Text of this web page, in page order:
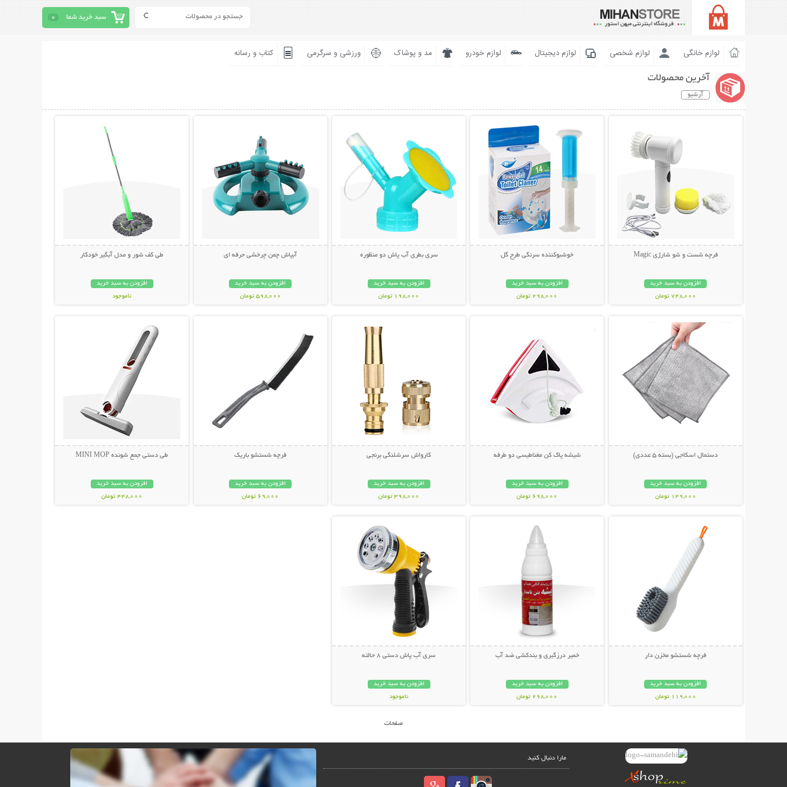
سبد خرید شما 0
لوازم خانگی لوازم شخصی لوازم دیجیتال لوازم خودرو مد و پوشاک ورزشی و سرگرمی کتاب و رسانه
آخرین محصولات
آرشیو
فرچه شست و شو شارژی Magic
افزودن به سبد خرید
748,000 تومان
خوشبوکننده سرنگی طرح گل
افزودن به سبد خرید
298,000 تومان
سری بطری آب پاش دو منظوره
افزودن به سبد خرید
198,000 تومان
آبپاش چمن چرخشی حرفه ای
افزودن به سبد خرید
598,000 تومان
طی کف شور و مدل آبگیر خودکار
افزودن به سبد خرید
ناموجود
دستمال اسکاجی (بسته 5 عددی)
افزودن به سبد خرید
149,000 تومان
شیشه پاک کن مغناطیسی دو طرفه
افزودن به سبد خرید
698,000 تومان
کارواش سرشلنگی برنجی
افزودن به سبد خرید
398,000 تومان
فرچه شستشو باریک
افزودن به سبد خرید
69,000 تومان
طی دستی جمع شونده MINI MOP
افزودن به سبد خرید
448,000 تومان
فرچه شستشو مخزن دار
افزودن به سبد خرید
119,000 تومان
خمیر درزگیری و بندکشی ضد آب
افزودن به سبد خرید
298,000 تومان
سری آب پاش دستی 8 حالته
افزودن به سبد خرید
ناموجود
صفحات
مارا دنبال کنید